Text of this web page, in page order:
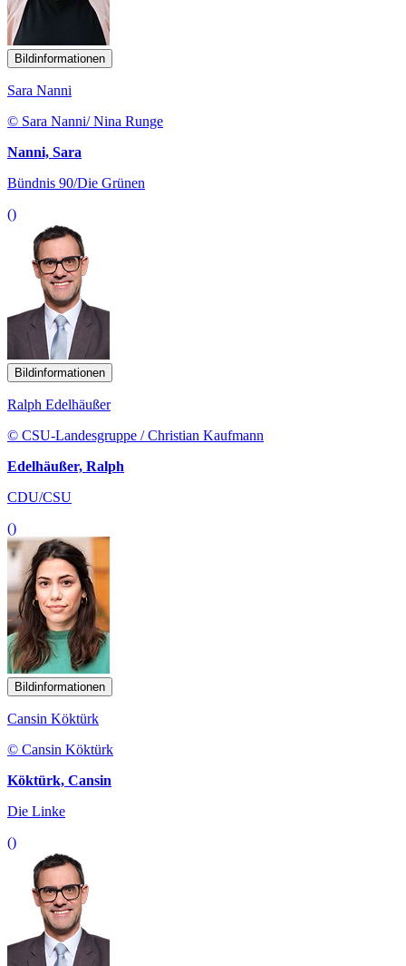
Bildinformationen
Sara Nanni
© Sara Nanni/ Nina Runge
Nanni, Sara
Bündnis 90/Die Grünen
()
Bildinformationen
Ralph Edelhäußer
© CSU-Landesgruppe / Christian Kaufmann
Edelhäußer, Ralph
CDU/CSU
()
Bildinformationen
Cansin Köktürk
© Cansin Köktürk
Köktürk, Cansin
Die Linke
()